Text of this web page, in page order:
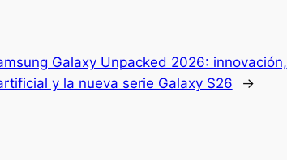
Galaxy Unpacked 2026: innovación,
y la nueva serie Galaxy S26
→